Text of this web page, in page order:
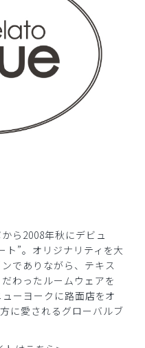
シコ 白衣:アーバンシ
ラワー/S
しろよい感じで椅子にか
。さりげない柄が可愛く
シコ 白衣:アーバンシ
フラワー/XL
ら2008年秋にデビュ
ト”。オリジナリティを大
でありながら、テキス
わったルームウェアを
ーヨークに路面店をオ
に愛されるグローバルブ